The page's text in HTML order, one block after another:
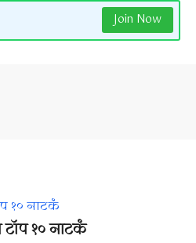
Join Now
१० नाटकं